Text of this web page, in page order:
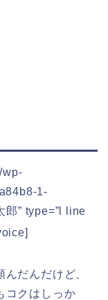
wp-
1-
郎” type=”l line
だんだけど、
コクはしっか